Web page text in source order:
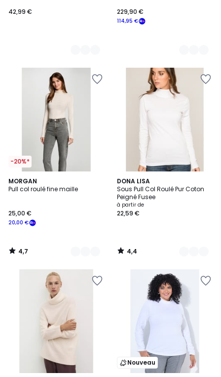
42,99 €
114,95 €
229,90 €
-20%*
MORGAN
Pull col roulé fine maille
20,00 €
25,00 €
4,7
/ 5
13
Couleurs
4,7
/
DONA LISA
Sous Pull Col Roulé Pur Coton
Peigné Fusee
à partir de
22,59 €
4,4
/ 5
6
Couleurs
4,4
/
Nouveau